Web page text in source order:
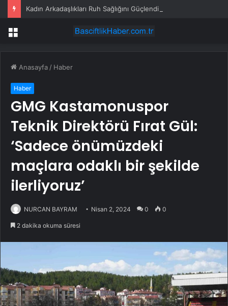
Menü
Anasayfa / Haber
Haber
GMG Kastamonuspor
Teknik Direktörü Fırat Gül:
‘Sadece önümüzdeki
maçlara odaklı bir şekilde
ilerliyoruz’
NURCAN BAYRAM Nisan 2, 2024 0 0
2 dakika okuma süresi